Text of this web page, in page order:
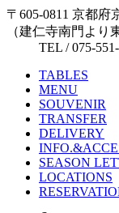
〒605-0811 京都府
（建仁寺南門より
TEL / 075-
TABLES
MENU
SOUVENIR
TRANSFER
DELIVERY
SEASON
LOCATIONS